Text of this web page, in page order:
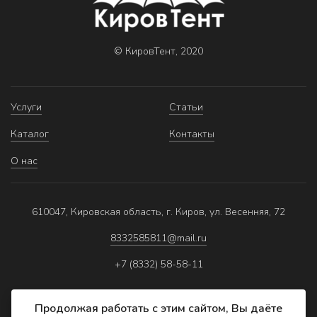
© КировТент, 2020
Услуги
Каталог
О нас
Статьи
Контакты
610047, Кировская область, г. Киров, ул. Весенняя, 72
8332585811@mail.ru
+7 (8332) 58-58-11
Продолжая работать с этим сайтом, Вы даёте